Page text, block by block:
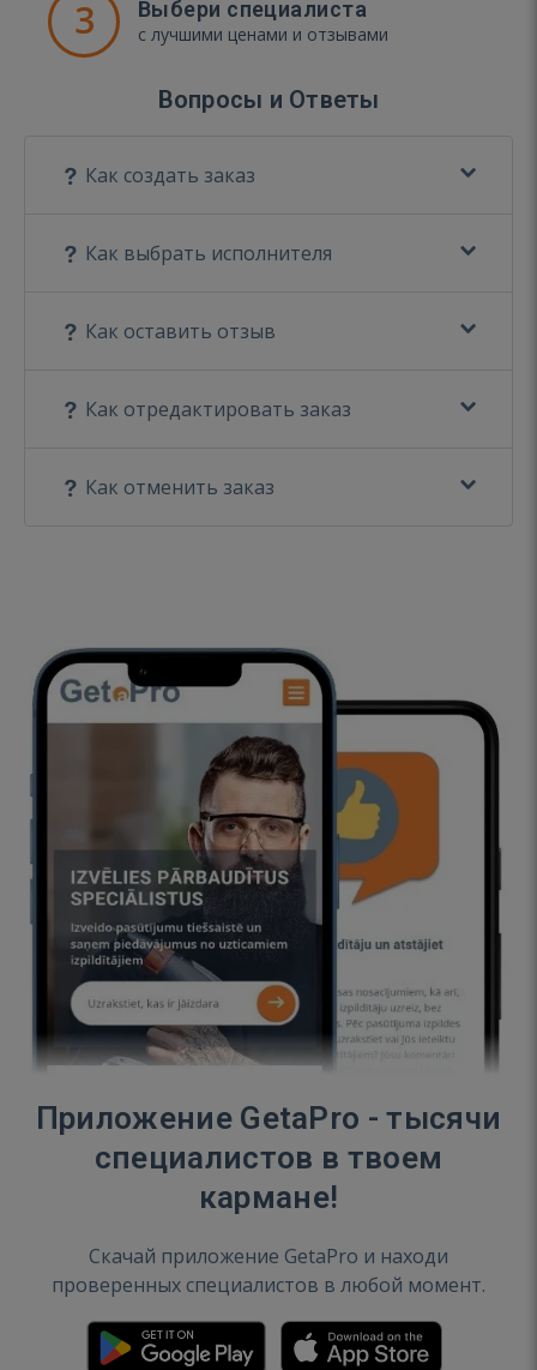
3 Выбери специалиста
с лучшими ценами и отзывами
Вопросы и Ответы
Как создать заказ
Как выбрать исполнителя
Как оставить отзыв
Как отредактировать заказ
Как отменить заказ
Приложение GetaPro - тысячи
специалистов в твоем
кармане!
Скачай приложение GetaPro и находи
проверенных специалистов в любой момент.